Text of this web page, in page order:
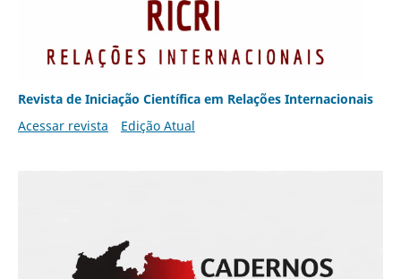
Revista de Iniciação Científica em Relações Internacionais
Acessar revista
Edição Atual